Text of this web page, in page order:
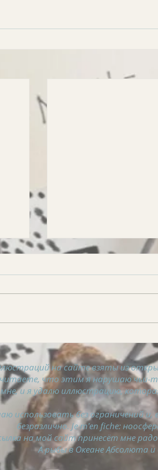
августа
на сайте взяты из
что этим я нарушаю чьи-
и я удалю иллюстрацию,
использовать без ограничений
безразлично. Je m'en fiche:
на мой сайт принесёт мне
А рыбы в Океане Абсолюта и